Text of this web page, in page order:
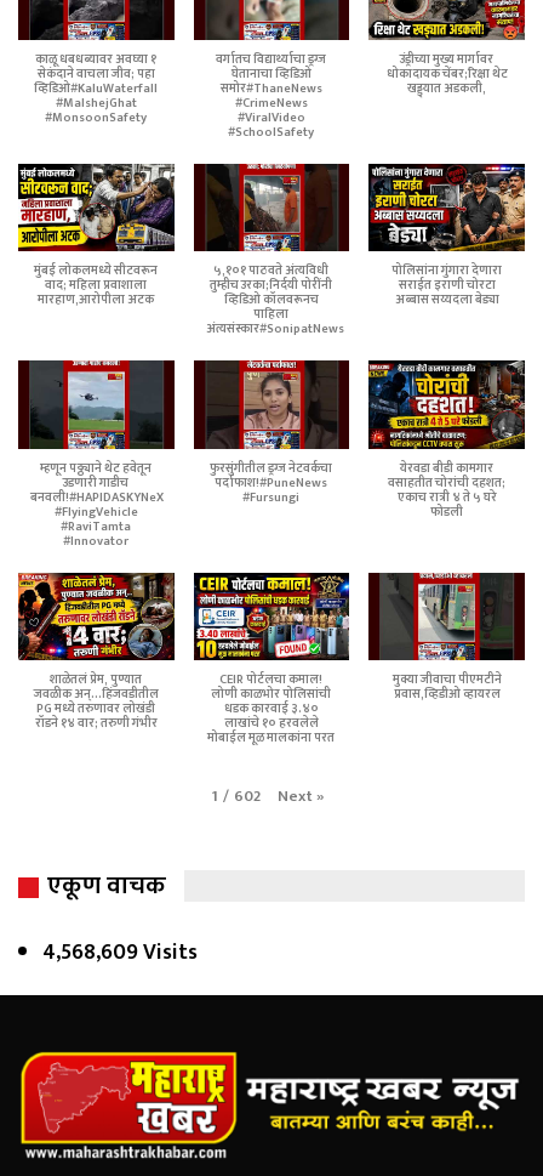
काळू धबधब्यावर अवघ्या १
सेकंदाने वाचला जीव; पहा
व्हिडिओ#KaluWaterfall
#MalshejGhat
#MonsoonSafety
वर्गातच विद्यार्थ्याचा ड्रग्ज
घेतानाचा व्हिडिओ
समोर#ThaneNews
#CrimeNews
#ViralVideo
#SchoolSafety
उंड्रीच्या मुख्य मार्गावर
धोकादायक चेंबर;रिक्षा थेट
खड्ड्यात अडकली,
मुंबई लोकलमध्ये सीटवरून
वाद; महिला प्रवाशाला
मारहाण,आरोपीला अटक
५,१०१ पाठवते अंत्यविधी
तुम्हीच उरका;निर्दयी पोरींनी
व्हिडिओ कॉलवरूनच
पाहिला
अंत्यसंस्कार#SonipatNews
पोलिसांना गुंगारा देणारा
सराईत इराणी चोरटा
अब्बास सय्यदला बेड्या
म्हणून पठ्ठ्याने थेट हवेतून
उडणारी गाडीच
बनवली!#HAPIDASKYNeX
#FlyingVehicle
#RaviTamta
#Innovator
फुरसुंगीतील ड्रग्ज नेटवर्कचा
पर्दाफाश!#PuneNews
#Fursungi
येरवडा बीडी कामगार
वसाहतीत चोरांची दहशत;
एकाच रात्री ४ ते ५ घरे
फोडली
शाळेतलं प्रेम, पुण्यात
जवळीक अन्...हिंजवडीतील
PG मध्ये तरुणावर लोखंडी
रॉडने १४ वार; तरुणी गंभीर
CEIR पोर्टलचा कमाल!
लोणी काळभोर पोलिसांची
धडक कारवाई ३.४०
लाखांचे १० हरवलेले
मोबाईल मूळ मालकांना परत
मुक्या जीवाचा पीएमटीने
प्रवास,व्हिडीओ व्हायरल
1 / 602 Next»
एकूण वाचक
4,568,609 Visits